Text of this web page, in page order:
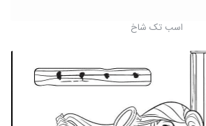
اسب تک شاخ